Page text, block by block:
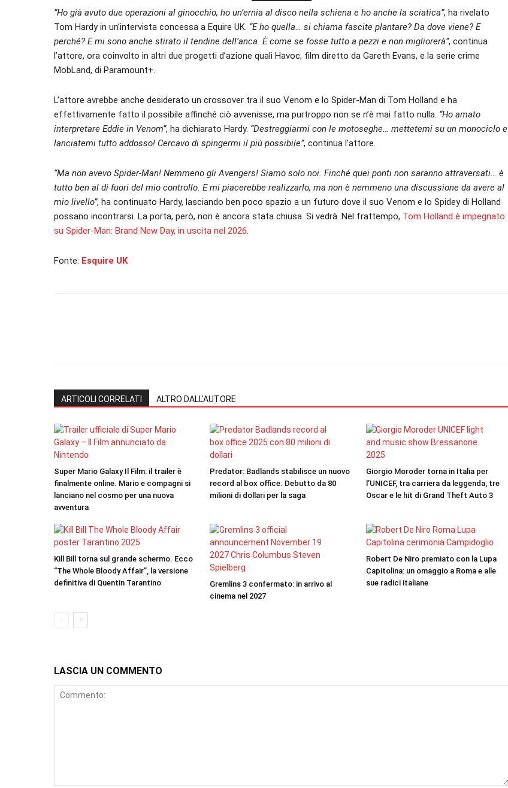
“Ho già avuto due operazioni al ginocchio, ho un’ernia al disco nella schiena e ho anche la sciatica”, ha rivelato
Tom Hardy in un’intervista concessa a Equire UK. “E ho quella… si chiama fascite plantare? Da dove viene? E
perché? E mi sono anche stirato il tendine dell’anca. È come se fosse tutto a pezzi e non migliorerà”, continua
l’attore, ora coinvolto in altri due progetti d’azione quali Havoc, film diretto da Gareth Evans, e la serie crime
MobLand, di Paramount+.
L’attore avrebbe anche desiderato un crossover tra il suo Venom e lo Spider-Man di Tom Holland e ha
effettivamente fatto il possibile affinché ciò avvenisse, ma purtroppo non se n’è mai fatto nulla. “Ho amato
interpretare Eddie in Venom”, ha dichiarato Hardy. “Destreggiarmi con le motoseghe… mettetemi su un monociclo e
lanciatemi tutto addosso! Cercavo di spingermi il più possibile”, continua l’attore.
“Ma non avevo Spider-Man! Nemmeno gli Avengers! Siamo solo noi. Finché quei ponti non saranno attraversati… è
tutto ben al di fuori del mio controllo. E mi piacerebbe realizzarlo, ma non è nemmeno una discussione da avere al
mio livello”, ha continuato Hardy, lasciando ben poco spazio a un futuro dove il suo Venom e lo Spidey di Holland
possano incontrarsi. La porta, però, non è ancora stata chiusa. Si vedrà. Nel frattempo, Tom Holland è impegnato
su Spider-Man: Brand New Day, in uscita nel 2026.
Fonte: Esquire UK
ARTICOLI CORRELATI ALTRO DALL'AUTORE
Super Mario Galaxy Il Film: il trailer è
finalmente online. Mario e compagni si
lanciano nel cosmo per una nuova
avventura
Predator: Badlands stabilisce un nuovo
record al box office. Debutto da 80
milioni di dollari per la saga
Giorgio Moroder torna in Italia per
l’UNICEF, tra carriera da leggenda, tre
Oscar e le hit di Grand Theft Auto 3
Kill Bill torna sul grande schermo. Ecco
“The Whole Bloody Affair”, la versione
definitiva di Quentin Tarantino
Gremlins 3 confermato: in arrivo al
cinema nel 2027
Robert De Niro premiato con la Lupa
Capitolina: un omaggio a Roma e alle
sue radici italiane
LASCIA UN COMMENTO